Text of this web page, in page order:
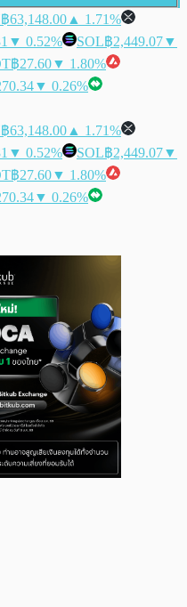
฿63,148.00 ▲ 1.71%
▼ 0.52% SOL฿2,449.07▼
฿27.60▼ 1.80%
▼ 0.26%
฿63,148.00 ▲ 1.71%
▼ 0.52% SOL฿2,449.07▼
฿27.60▼ 1.80%
▼ 0.26%